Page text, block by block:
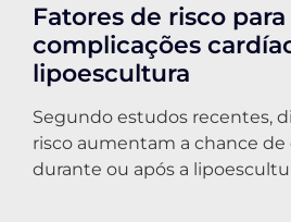
Fatores de risco para
complicações
lipoescultura
Segundo estudos recentes,
risco aumentam a chance de
durante ou após a